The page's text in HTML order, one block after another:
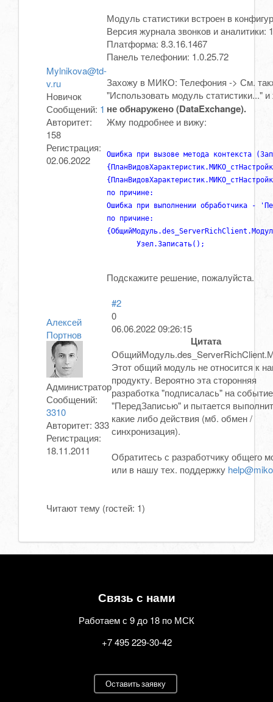
Mylnikova@td-
v.ru
Новичок
Сообщений: 1
Авторитет:
158
Регистрация:
02.06.2022
Модуль статистики встроен в
Версия журнала звонков и аналитики:
Платформа: 8.3.16.1467
Панель телефонии: 1.0.25.72
Захожу в МИКО: Телефония -> См.
"Использовать модуль статистики..."
не обнаружено (DataExchange).
Жму подробнее и вижу:
Ошибка при вызове метода контекста
по причине:
Ошибка при выполнении обработчика -
по причине:
Подскажите решение, пожалуйста.
Алексей
Портнов
Администратор
Сообщений:
3310
Авторитет: 333
Регистрация:
18.11.2011
#2
0
06.06.2022 09:26:15
Цитата
Этот общий модуль не относится к
продукту. Вероятно эта сторонняя
разработка "подписалась" на событие
"ПередЗаписью" и пытается
какие либо действия (мб. обмен /
синхронизация).
Обратитесь с разработчику общего
или в нашу тех. поддержку
Читают тему (гостей: 1)
Связь с нами
Работаем с 9 до 18 по МСК
+7 495 229-30-42
Оставить заявку